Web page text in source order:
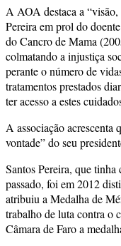
A AOA destaca a “visão,
Pereira em prol do
do Cancro de Mama
colmatando a injustiça
perante o número de
tratamentos prestados
ter acesso a estes
A associação acrescenta
vontade” do seu
Santos Pereira, que
passado, foi em 2012
atribuiu a Medalha de
trabalho de luta contra o
Câmara de Faro a